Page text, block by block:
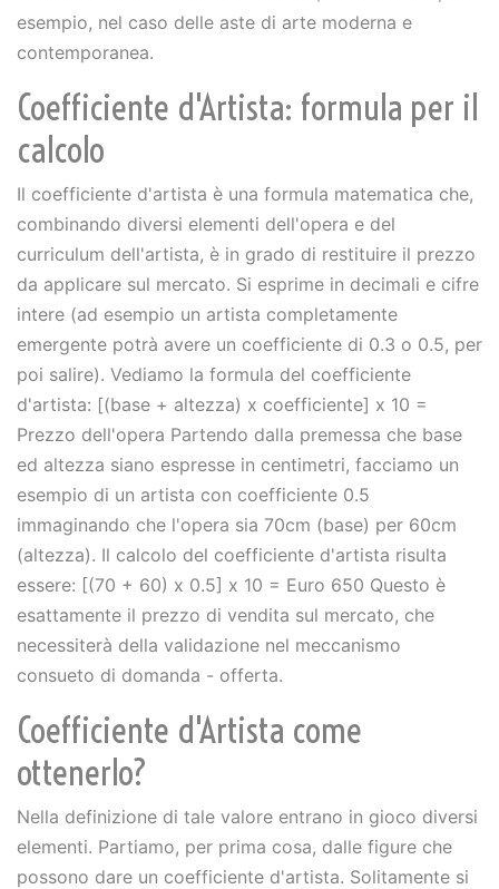
esempio, nel caso delle aste di arte moderna e
contemporanea.
Coefficiente d'Artista: formula per il
calcolo
Il coefficiente d'artista è una formula matematica che,
combinando diversi elementi dell'opera e del
curriculum dell'artista, è in grado di restituire il prezzo
da applicare sul mercato. Si esprime in decimali e cifre
intere (ad esempio un artista completamente
emergente potrà avere un coefficiente di 0.3 o 0.5, per
poi salire). Vediamo la formula del coefficiente
d'artista: [(base + altezza) x coefficiente] x 10 =
Prezzo dell'opera Partendo dalla premessa che base
ed altezza siano espresse in centimetri, facciamo un
esempio di un artista con coefficiente 0.5
immaginando che l'opera sia 70cm (base) per 60cm
(altezza). Il calcolo del coefficiente d'artista risulta
essere: [(70 + 60) x 0.5] x 10 = Euro 650 Questo è
esattamente il prezzo di vendita sul mercato, che
necessiterà della validazione nel meccanismo
consueto di domanda - offerta.
Coefficiente d'Artista come
ottenerlo?
Nella definizione di tale valore entrano in gioco diversi
elementi. Partiamo, per prima cosa, dalle figure che
possono dare un coefficiente d'artista. Solitamente si